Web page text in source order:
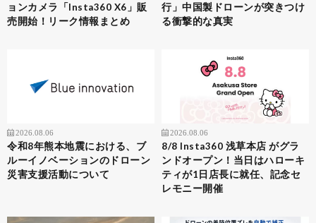
ョンカメラ「Insta360 X6」販
売開始！リーク情報まとめ
行」中国製ドローンが突きつけ
る衝撃的な真実
2026.08.06
令和8年熊本地震における、ブ
ルーイノベーションのドローン
災害支援活動について
2026.08.06
8/8 Insta360 浅草本店 がグラ
ンドオープン！当日はハローキ
ティが1日店長に就任、記念セ
レモニー開催